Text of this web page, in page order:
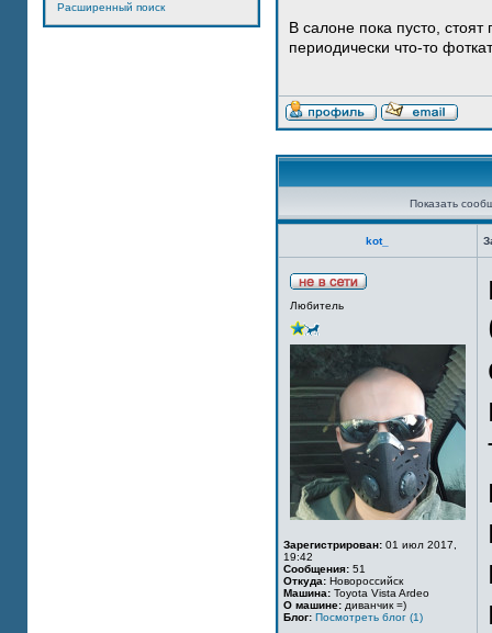
Расширенный поиск
В салоне пока пусто,
периодически что-то
Показать
kot_
Любитель
Зарегистрирован: 01 июл 2017,
19:42
Сообщения: 51
Откуда: Новороссийск
Машина: Toyota Vista Ardeo
О машине: диванчик =)
Блог: Посмотреть блог (1)